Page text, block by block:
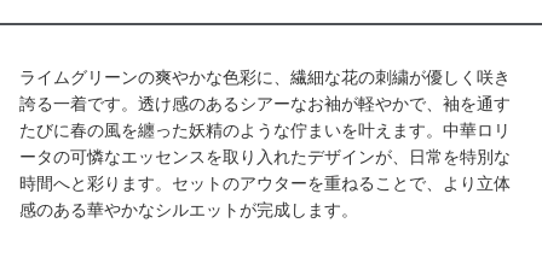
ライムグリーンの爽やかな色彩に、繊細な花の刺繍が優しく咲き
誇る一着です。透け感のあるシアーなお袖が軽やかで、袖を通す
たびに春の風を纏った妖精のような佇まいを叶えます。中華ロリ
ータの可憐なエッセンスを取り入れたデザインが、日常を特別な
時間へと彩ります。セットのアウターを重ねることで、より立体
感のある華やかなシルエットが完成します。